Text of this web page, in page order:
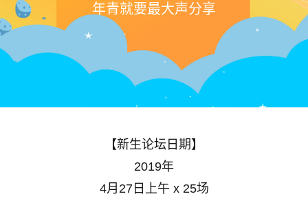
年青就要最大声分享
【新生论坛日期】
2019年
4月27日上午 x 25场